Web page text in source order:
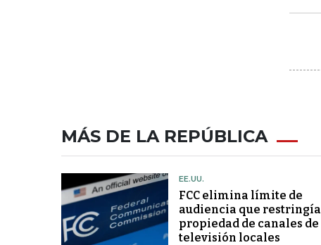
MÁS DE LA REPÚBLICA
EE.UU.
FCC elimina límite de
audiencia que restringía
propiedad de canales de
televisión locales